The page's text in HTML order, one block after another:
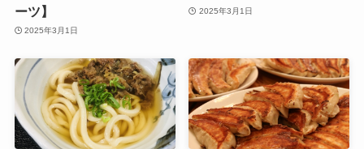
ーツ】
2025年3月1日
2025年3月1日